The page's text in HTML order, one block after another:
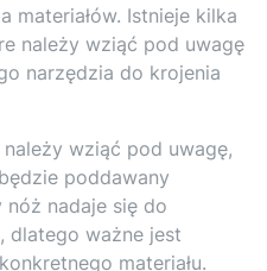
materiałów. Istnieje kilka
należy wziąć pod uwagę
narzędzia do krojenia
wziąć pod uwagę,
poddawany
nadaje się do
dlatego ważne jest
materiału.